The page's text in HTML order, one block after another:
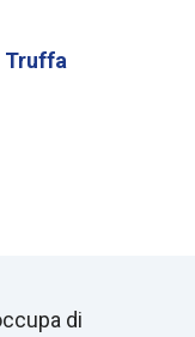
Truffa
di